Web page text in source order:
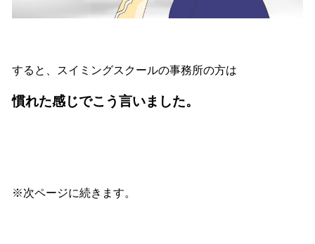
すると、スイミングスクールの事務所の方は
慣れた感じでこう言いました。
※次ページに続きます。